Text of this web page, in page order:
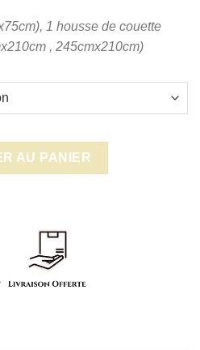
1 housse de couette
, 245cmx210cm)
Potter
AU PANIER